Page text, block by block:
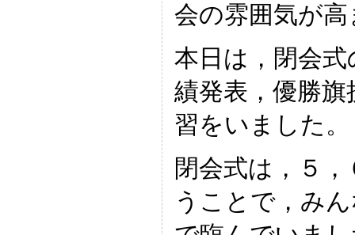
会の雰囲気が
本日は，閉会
績発表，優勝
習をいました。
閉会式は，５
うことで，み